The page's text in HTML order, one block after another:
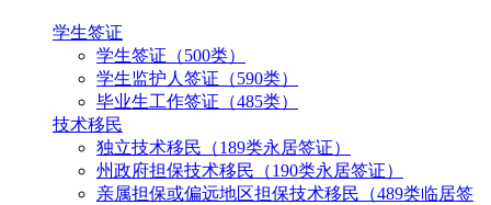
学生签证
学生签证（500类）
学生监护人签证（590类）
毕业生工作签证（485类）
技术移民
独立技术移民（189类永居签证）
州政府担保技术移民（190类永居签证）
亲属担保或偏远地区担保技术移民（489类临居签